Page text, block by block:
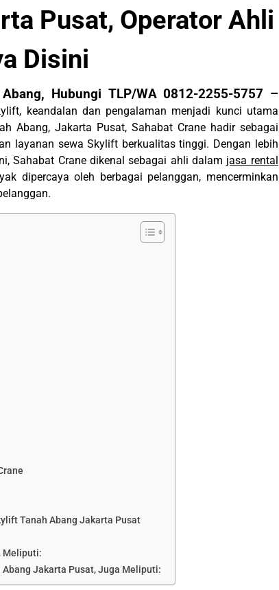
Pusat, Operator Ahli
Disini
Hubungi TLP/WA 0812-2255-5757 –
keandalan dan pengalaman menjadi kunci utama
Abang, Jakarta Pusat, Sahabat Crane hadir sebagai
layanan sewa Skylift berkualitas tinggi. Dengan lebih
Sahabat Crane dikenal sebagai ahli dalam jasa rental
dipercaya oleh berbagai pelanggan, mencerminkan
Tanah Abang Jakarta Pusat
Meliputi:
Jakarta Pusat, Juga Meliputi: